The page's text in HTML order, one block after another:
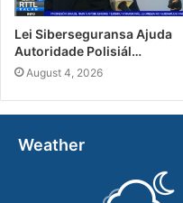
Lei Siberseguransa Ajuda
Autoridade Polisiál…
August 4, 2026
Weather